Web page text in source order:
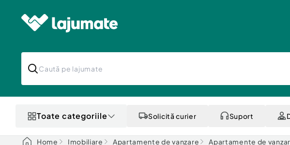
Toate categoriile Solicită curier Suport
Home Imobiliare Apartamente de vanzare Apartamente de